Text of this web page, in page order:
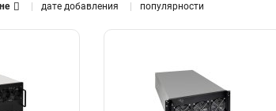
дате добавления популярности